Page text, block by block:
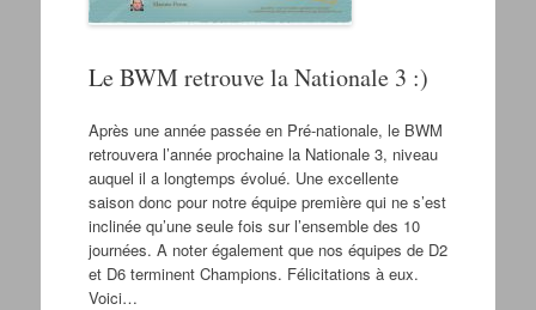
Le BWM retrouve la Nationale 3 :)
Après une année passée en Pré-nationale, le BWM
retrouvera l’année prochaine la Nationale 3, niveau
auquel il a longtemps évolué. Une excellente
saison donc pour notre équipe première qui ne s’est
inclinée qu’une seule fois sur l’ensemble des 10
journées. A noter également que nos équipes de D2
et D6 terminent Champions. Félicitations à eux.
Voici…